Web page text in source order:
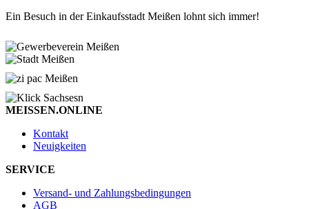
Ein Besuch in der Einkaufsstadt Meißen lohnt sich immer!
MEISSEN.ONLINE
Kontakt
Neuigkeiten
SERVICE
Versand- und Zahlungsbedingungen
AGB